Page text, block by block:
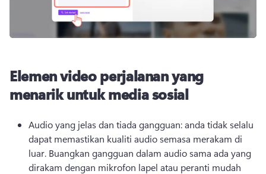
Elemen video perjalanan yang
menarik untuk media sosial
Audio yang jelas dan tiada gangguan: anda tidak selalu
dapat memastikan kualiti audio semasa merakam di
luar. Buangkan gangguan dalam audio sama ada yang
dirakam dengan mikrofon lapel atau peranti mudah